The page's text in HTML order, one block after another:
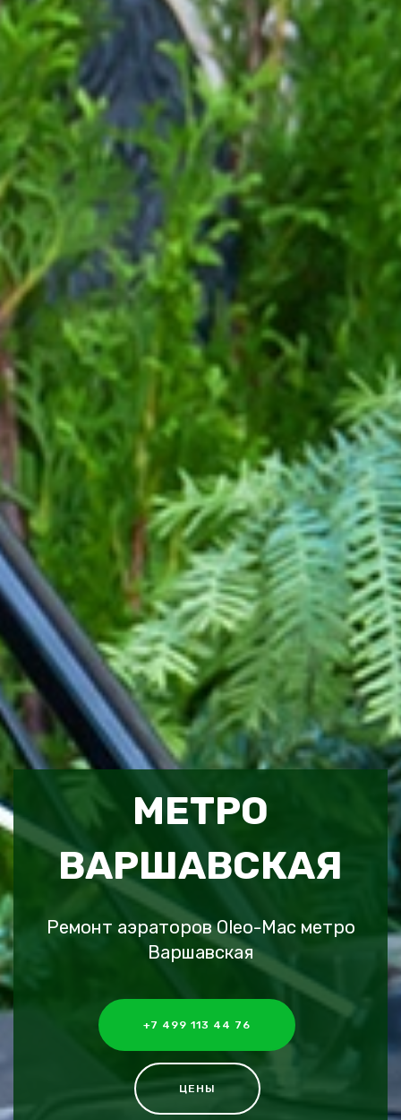
МЕТРО
ВАРШАВСКАЯ
Ремонт аэраторов Oleo-Mac метро
Варшавская
+7 499 113 44 76
ЦЕНЫ